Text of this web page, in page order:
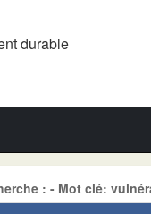
durable
: - Mot clé: